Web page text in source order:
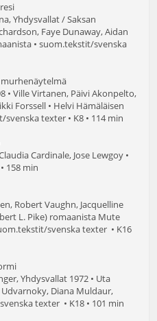
Yhdysvallat / Saksan
Faye Dunaway, Aidan
• suom.tekstit/svenska
murhenäytelmä
• Ville Virtanen, Päivi Akonpelto,
Forssell • Helvi Hämäläisen
texter • K8 • 114 min
Cardinale, Jose Lewgoy •
158 min
Robert Vaughn, Jacquelline
L. Pike) romaanista Mute
svenska texter • K16
Yhdysvallat 1972 • Uta
Diana Muldaur,
texter • K18 • 101 min